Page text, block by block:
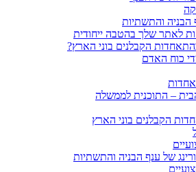
הבניה והתשתיות
לאתר שלך בהטבה ייחודית
הקבלנים בוני הארץ?
כוח האדם
– התוכנית לממשלה
הקבלנים בוני הארץ
של ענף הבניה והתשתיות